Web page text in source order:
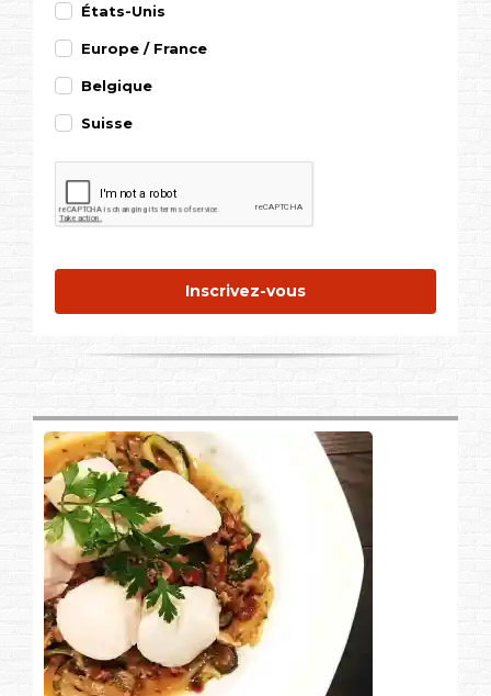
États-Unis
Europe / France
Belgique
Suisse
Inscrivez-vous